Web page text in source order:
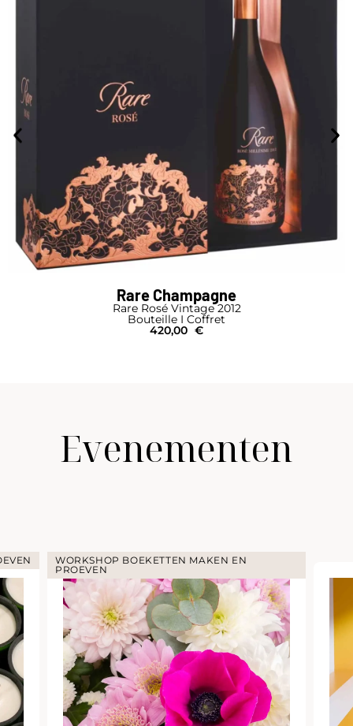
Rare Champagne
Rare Rosé Vintage 2012
Bouteille I Coffret
420,00 €
Evenementen
WORKSHOP BOEKETTEN MAKEN EN
PROEVEN